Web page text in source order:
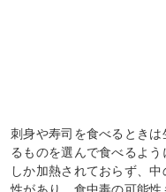
刺身や寿司を食べるとき
るものを選んで食べるよ
しか加熱されておらず、